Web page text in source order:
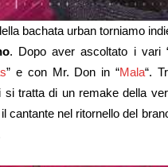
bachata urban torniamo
. Dopo aver ascoltato i vari
” e con Mr. Don in “Mala“.
tratta di un remake della
cantante nel ritornello del